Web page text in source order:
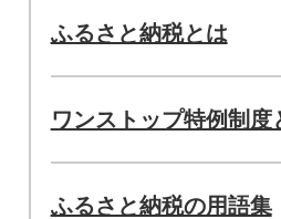
ふるさと納税とは
ワンストップ特例制度
ふるさと納税の用語集